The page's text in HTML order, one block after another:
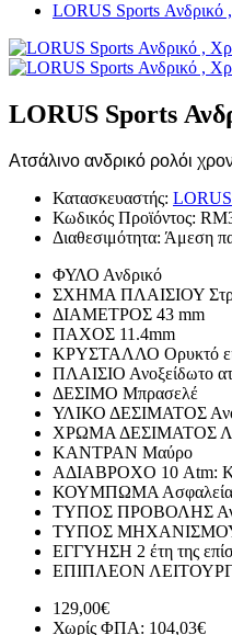
LORUS Sports
LORUS Sports
Ατσάλινο ανδρικό ρολόι
Κατασκευαστής: LORUS
Κωδικός Προϊόντος:
Διαθεσιμότητα: Άμεση
ΦΥΛΟ Ανδρικό
ΣΧΗΜΑ ΠΛΑΙΣΙΟΥ
ΔΙΑΜΕΤΡΟΣ 43 mm
ΠΑΧΟΣ 11.4mm
ΚΡΥΣΤΑΛΛΟ Ορυκτό
ΠΛΑΙΣΙΟ Ανοξείδωτο
ΔΕΣΙΜΟ Μπρασελέ
ΥΛΙΚΟ ΔΕΣΙΜΑΤΟΣ
ΧΡΩΜΑ ΔΕΣΙΜΑΤΟΣ
ΚΑΝΤΡΑΝ Μαύρο
ΑΔΙΑΒΡΟΧΟ 10 Atm:
ΚΟΥΜΠΩΜΑ
ΤΥΠΟΣ ΠΡΟΒΟΛΗΣ
ΤΥΠΟΣ
ΕΓΓΥΗΣΗ 2 έτη της
ΕΠΙΠΛΕΟΝ
129,00€
Χωρίς ΦΠΑ: 104,03€